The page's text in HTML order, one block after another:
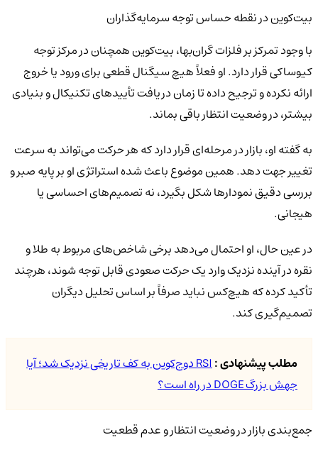
بیت‌کوین در نقطه حساس توجه سرمایه‌گذاران
با وجود تمرکز بر فلزات گران‌بها، بیت‌کوین همچنان در مرکز توجه
کیوساکی قرار دارد. او فعلاً هیچ سیگنال قطعی برای ورود یا خروج
ارائه نکرده و ترجیح داده تا زمان دریافت تأییدهای تکنیکال و بنیادی
بیشتر، در وضعیت انتظار باقی بماند.
به گفته او، بازار در مرحله‌ای قرار دارد که هر حرکت می‌تواند به سرعت
تغییر جهت دهد. همین موضوع باعث شده استراتژی او بر پایه صبر و
بررسی دقیق نمودارها شکل بگیرد، نه تصمیم‌های احساسی یا
هیجانی.
در عین حال، او احتمال می‌دهد برخی شاخص‌های مربوط به طلا و
نقره در آینده نزدیک وارد یک حرکت صعودی قابل توجه شوند، هرچند
تأکید کرده که هیچ‌کس نباید صرفاً بر اساس تحلیل دیگران
تصمیم‌گیری کند.
مطلب پیشنهادی :
RSI دوج‌کوین به کف تاریخی نزدیک شد؛ آیا
جهش بزرگ DOGE در راه است؟
جمع‌بندی بازار در وضعیت انتظار و عدم قطعیت